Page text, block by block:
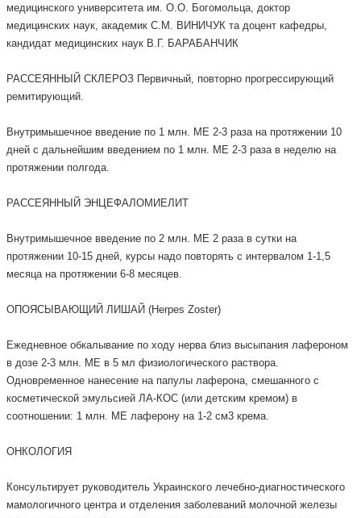
медицинского университета им. О.О. Богомольца, доктор
медицинских наук, академик С.М. ВИНИЧУК та доцент кафедры,
кандидат медицинских наук В.Г. БАРАБАНЧИК
РАССЕЯННЫЙ СКЛЕРОЗ Первичный, повторно прогрессирующий
ремитирующий.
Внутримышечное введение по 1 млн. МЕ 2-3 раза на протяжении 10
дней с дальнейшим введением по 1 млн. МЕ 2-3 раза в неделю на
протяжении полгода.
РАССЕЯННЫЙ ЭНЦЕФАЛОМИЕЛИТ
Внутримышечное введение по 2 млн. МЕ 2 раза в сутки на
протяжении 10-15 дней, курсы надо повторять с интервалом 1-1,5
месяца на протяжении 6-8 месяцев.
ОПОЯСЫВАЮЩИЙ ЛИШАЙ (Herpes Zoster)
Ежедневное обкалывание по ходу нерва близ высыпания лафероном
в дозе 2-3 млн. МЕ в 5 мл физиологического раствора.
Одновременное нанесение на папулы лаферона, смешанного с
косметической эмульсией ЛА-КОС (или детским кремом) в
соотношении: 1 млн. МЕ лаферону на 1-2 см3 крема.
ОНКОЛОГИЯ
Консультирует руководитель Украинского лечебно-диагностического
мамологичного центра и отделения заболеваний молочной железы